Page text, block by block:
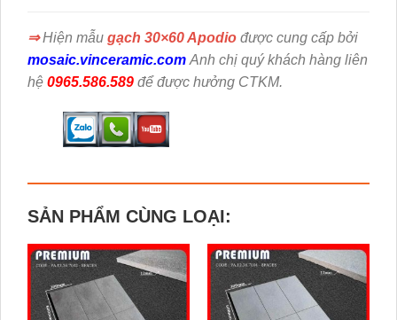
⇒Hiện mẫu gạch 30×60 Apodio được cung cấp bởi
mosaic.vinceramic.com Anh chị quý khách hàng liên
hệ 0965.586.589 để được hưởng CTKM.
SẢN PHẨM CÙNG LOẠI: